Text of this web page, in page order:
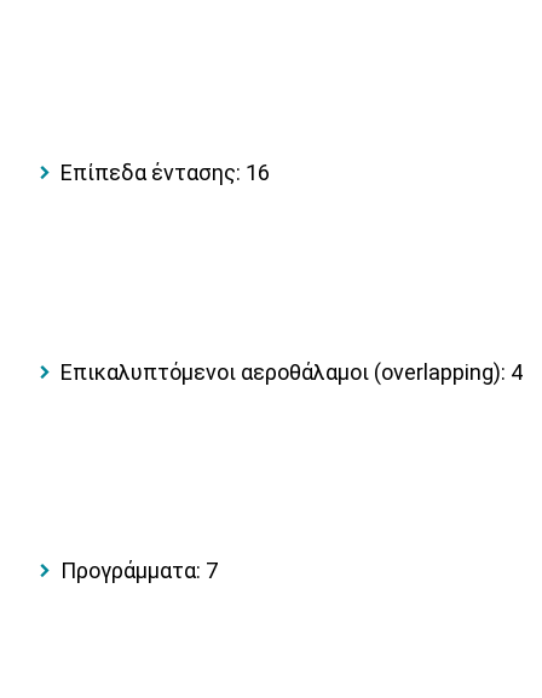
Επίπεδα έντασης: 16
Επικαλυπτόμενοι αεροθάλαμοι (overlapping): 4
Προγράμματα: 7